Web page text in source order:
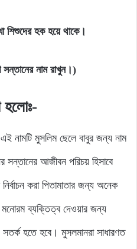
শিশুদের হক হয়ে থাকে।
নাম রাখুন।)
হলোঃ-
নামটি মুসলিম ছেলে বাবুর জন্য নাম
সন্তানের আজীবন পরিচয় হিসাবে
করা পিতামাতার জন্য অনেক
মনোরম ব্যক্তিত্ব দেওয়ার জন্য
হতে হবে। মুসলমানরা সাধারণত